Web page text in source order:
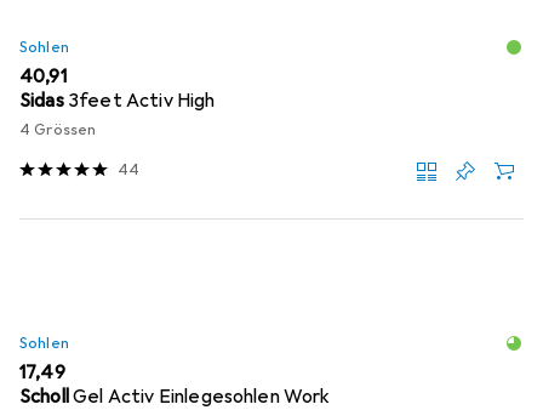
Sohlen
EUR
40,91
Sidas 3feet Activ High
4 Grössen
44
Sohlen
EUR
17,49
SchollGel Activ Einlegesohlen Work